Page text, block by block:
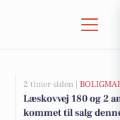
2 timer siden |
Læskovvej 180 og 2
kommet til salg